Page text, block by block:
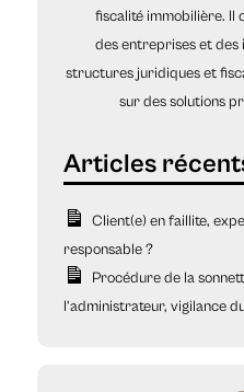
fiscalité immobilière. Il
des entreprises et des
structures juridiques et
sur des solutions
Client(e) en faillite,
responsable ?
Procédure de la
l’administrateur, vigilance